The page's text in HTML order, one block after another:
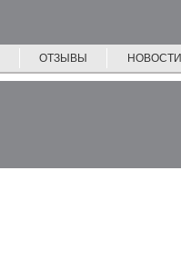
ОТЗЫВЫ НОВОСТИ